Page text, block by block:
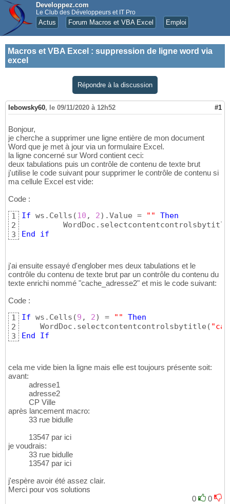
Developpez.com
Le Club des Développeurs et IT Pro
Actus Forum Macros et VBA Excel Emploi
Macros et VBA Excel : suppression de ligne word via
excel
Répondre à la discussion
lebowsky60, le 09/11/2020 à 12h52 #1
Bonjour,
je cherche a supprimer une ligne entière de mon document
Word que je met à jour via un formulaire Excel.
la ligne concerné sur Word contient ceci:
deux tabulations puis un contrôle de contenu de texte brut
j'utilise le code suivant pour supprimer le contrôle de contenu si
ma cellule Excel est vide:
Code :
1
2
3
If ws.Cells (10 , 2) .Value = ""
Then
         WordDoc.selectcontentcontrolsbytitle
End
if
j'ai ensuite essayé d'englober mes deux tabulations et le
contrôle du contenu de texte brut par un contrôle du contenu du
texte enrichi nommé "cache_adresse2" et mis le code suivant:
Code :
1
2
3
If ws.Cells (9 , 2) = ""
Then
    WordDoc.selectcontentcontrolsbytitle
(
End
If
cela me vide bien la ligne mais elle est toujours présente soit:
avant:
adresse1
adresse2
CP Ville
après lancement macro:
33 rue bidulle
13547 par ici
je voudrais:
33 rue bidulle
13547 par ici
j'espère avoir été assez clair.
Merci pour vos solutions
0
0